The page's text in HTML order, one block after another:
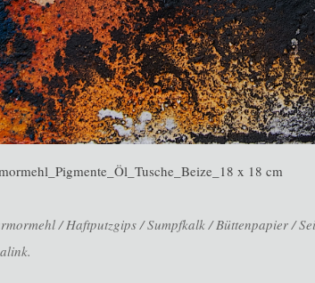
x 18 cm
/ Haftputzgips / Sumpfkalk / Büttenpapier /